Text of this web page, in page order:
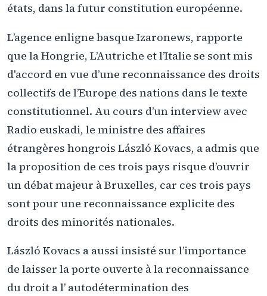
états, dans la futur constitution européenne.
L’agence enligne basque Izaronews, rapporte
que la Hongrie, L’Autriche et l’Italie se sont mis
d'accord en vue d’une reconnaissance des droits
collectifs de l’Europe des nations dans le texte
constitutionnel. Au cours d’un interview avec
Radio euskadi, le ministre des affaires
étrangères hongrois László Kovacs, a admis que
la proposition de ces trois pays risque d’ouvrir
un débat majeur à Bruxelles, car ces trois pays
sont pour une reconnaissance explicite des
droits des minorités nationales.
László Kovacs a aussi insisté sur l’importance
de laisser la porte ouverte à la reconnaissance
du droit a l’ autodétermination des